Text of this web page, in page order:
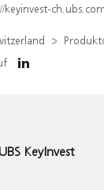
ch.ubs.com/produkt/detail/index/isin/
KeyInvest